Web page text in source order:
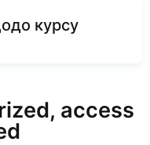
курсу
access